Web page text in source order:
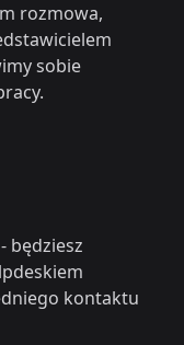
rozmowa,
sobie
będziesz
kontaktu